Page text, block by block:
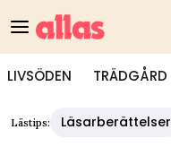
LIVSÖDEN TRÄDGÅRD
Lästips: Läsarberättelser